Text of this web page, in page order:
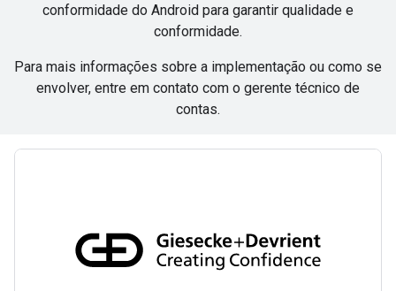
conformidade do Android para garantir qualidade e
conformidade.
Para mais informações sobre a implementação ou como se
envolver, entre em contato com o gerente técnico de
contas.